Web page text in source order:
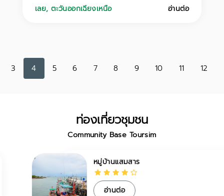
เลย,ตะวันออกเฉียงเหนือ อ่านต่อ
3 4 5 6 7 8 9 10 11 12
ท่องเที่ยวชุมชน
Community Base Toursim
หมู่บ้านแสมสาร
อ่านต่อ